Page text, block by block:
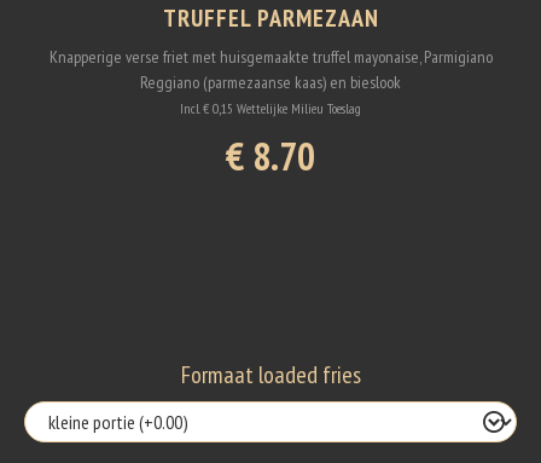
TRUFFEL PARMEZAAN
Knapperige verse friet met huisgemaakte truffel mayonaise, Parmigiano
Reggiano (parmezaanse kaas) en bieslook
Incl. € 0,15 Wettelijke Milieu Toeslag
€ 8.70
Formaat loaded fries